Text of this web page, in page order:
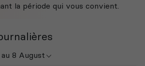
la période qui vous convient.